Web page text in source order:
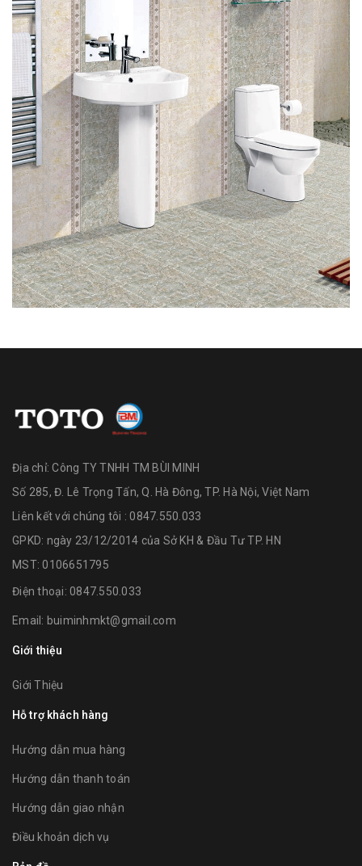
Địa chỉ:Công TY TNHH TM BÙI MINH
Số 285, Đ. Lê Trọng Tấn, Q. Hà Đông, TP. Hà Nội, Việt Nam
Liên kết với chúng tôi : 0847.550.033
GPKD: ngày 23/12/2014 của Sở KH & Đầu Tư TP. HN
MST: 0106651795
Điện thoại: 0847.550.033
Email: buiminhmkt@gmail.com
Giới thiệu
Giới Thiệu
Hỗ trợ khách hàng
Hướng dẫn mua hàng
Hướng dẫn thanh toán
Hướng dẫn giao nhận
Điều khoản dịch vụ